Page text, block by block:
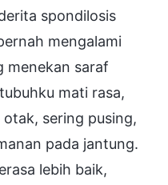
spondilosis
mengalami
menekan saraf
mati rasa,
sering pusing,
pada jantung.
lebih baik,